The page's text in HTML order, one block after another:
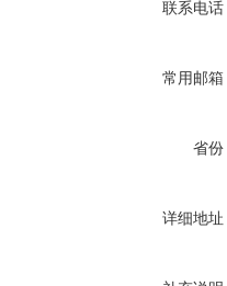
联系电话
常用邮箱
省份
详细地址